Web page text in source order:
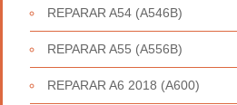
REPARAR A54 (A546B)
REPARAR A55 (A556B)
REPARAR A6 2018 (A600)